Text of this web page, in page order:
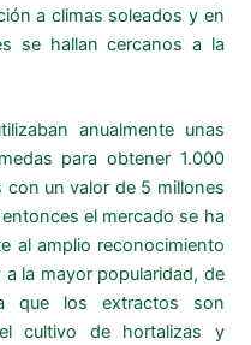
a climas soleados y en
se hallan cercanos a la
anualmente unas
para obtener 1.000
un valor de 5 millones
el mercado se ha
al amplio reconocimiento
la mayor popularidad, de
que los extractos son
cultivo de hortalizas y